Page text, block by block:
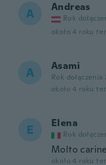
A Andreas
Rok
około 4 roku
A Asami
Rok dołączenia
około 4 roku
E Elena
Rok
Molto
około 4 roku